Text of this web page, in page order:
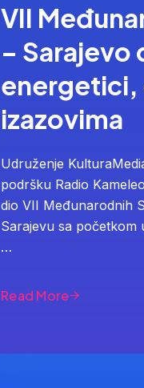
VII
– Sarajevo
energetici,
izazovima
Udruženje
podršku Radio
dio VII Međunarodnih
Sarajevu sa početkom
…
Read More